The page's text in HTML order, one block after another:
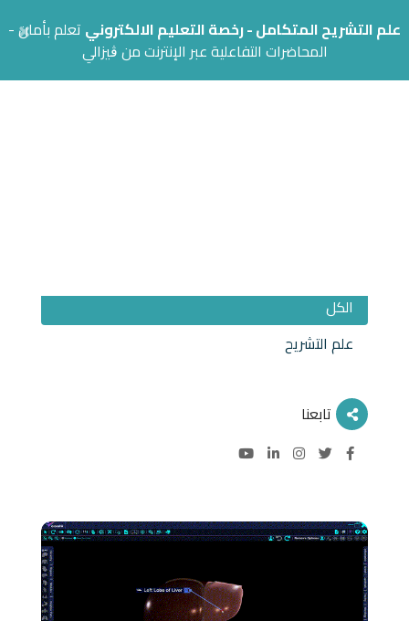
علم التشريح المتكامل - رخصة التعليم الالكتروني تعلم بأمان -
المحاضرات التفاعلية عبر الإنترنت من ڨيزالي
×
الكل
علم التشريح
تابعنا